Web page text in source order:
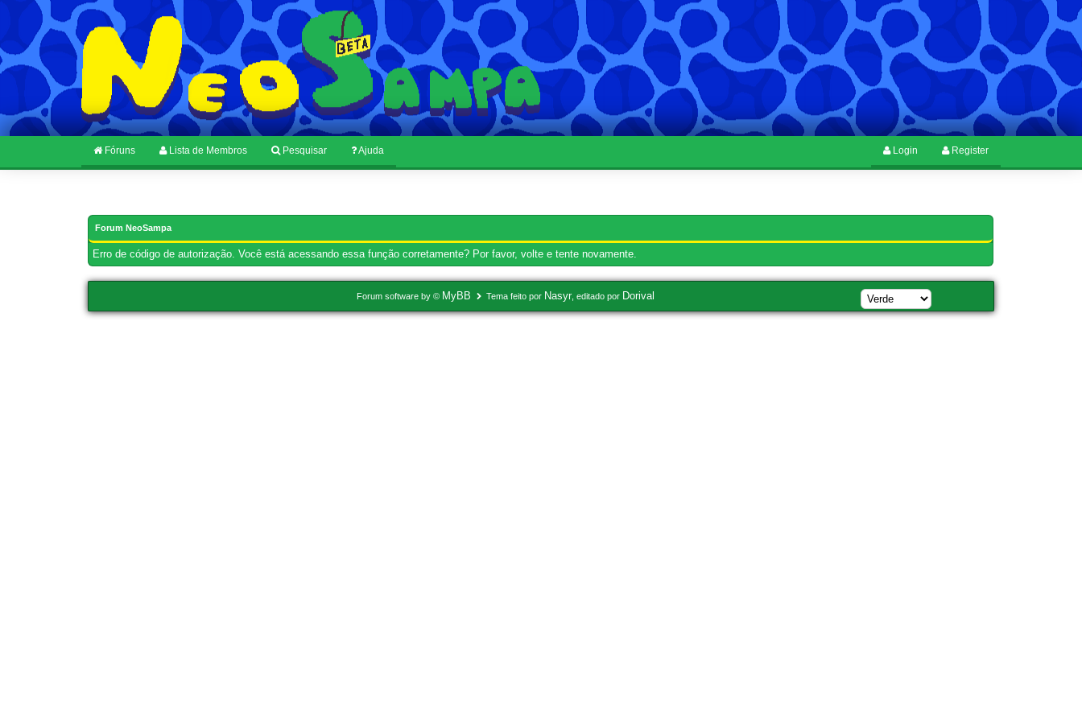
Fóruns Lista de Membros Pesquisar Ajuda Register
Login
Forum NeoSampa
Erro de código de autorização. Você está acessando essa função corretamente? Por favor, volte e tente novamente.
Forum software by © MyBB Tema feito por Nasyr, editado por Dorival